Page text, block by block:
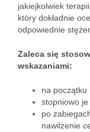
jakiejkolwiek
który dokładnie
odpowiednie
Zaleca się
wskazaniami:
na początku
stopniowo je
po
nawilżenie